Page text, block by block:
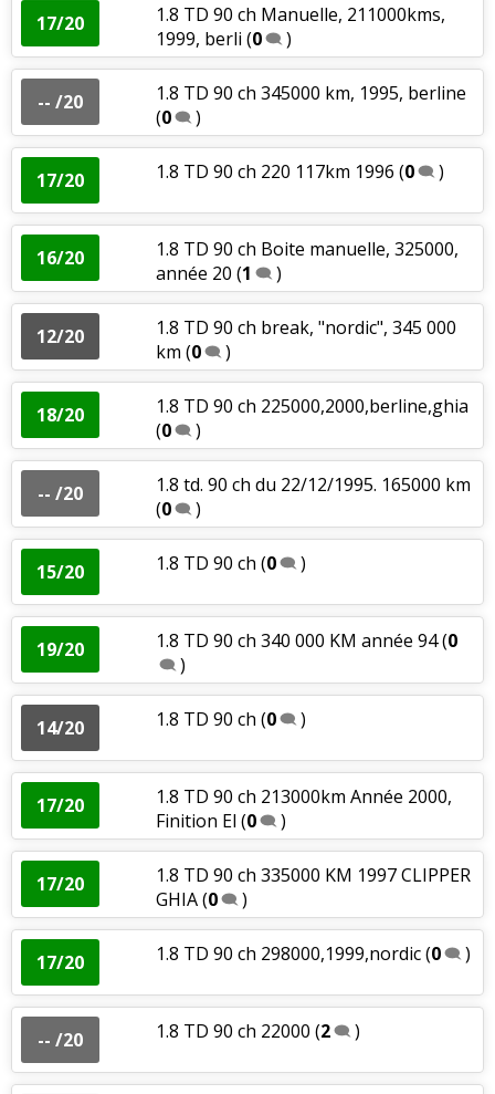
17/20
1.8 TD 90 ch Manuelle, 211000kms,
1999, berli (0 )
-- /20
1.8 TD 90 ch 345000 km, 1995, berline
(0 )
17/20 1.8 TD 90 ch 220 117km 1996 (0 )
16/20
1.8 TD 90 ch Boite manuelle, 325000,
année 20 (1 )
12/20
1.8 TD 90 ch break, "nordic", 345 000
km (0 )
18/20
1.8 TD 90 ch 225000,2000,berline,ghia
(0 )
-- /20
1.8 td. 90 ch du 22/12/1995. 165000 km
(0 )
15/20 1.8 TD 90 ch (0 )
19/20 1.8 TD 90 ch 340 000 KM année 94(0
)
14/20 1.8 TD 90 ch (0 )
17/20
1.8 TD 90 ch 213000km Année 2000,
Finition El (0 )
17/20
1.8 TD 90 ch 335000 KM 1997 CLIPPER
GHIA(0 )
17/20 1.8 TD 90 ch 298000,1999,nordic(0 )
-- /20 1.8 TD 90 ch 22000 (2 )